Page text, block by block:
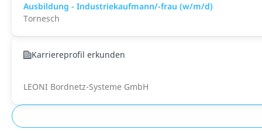
Ausbildung - Industriekaufmann/-frau (w/m/d)
Tornesch
Karriereprofil erkunden
LEONI Bordnetz-Systeme GmbH